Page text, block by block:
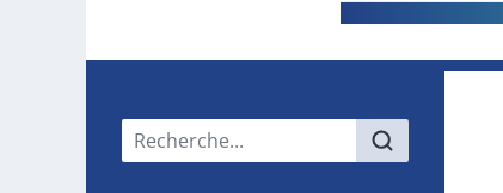
Menu principal